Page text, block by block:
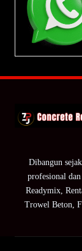
Dibangun
profesional
Readymix,
Trowel Beton,